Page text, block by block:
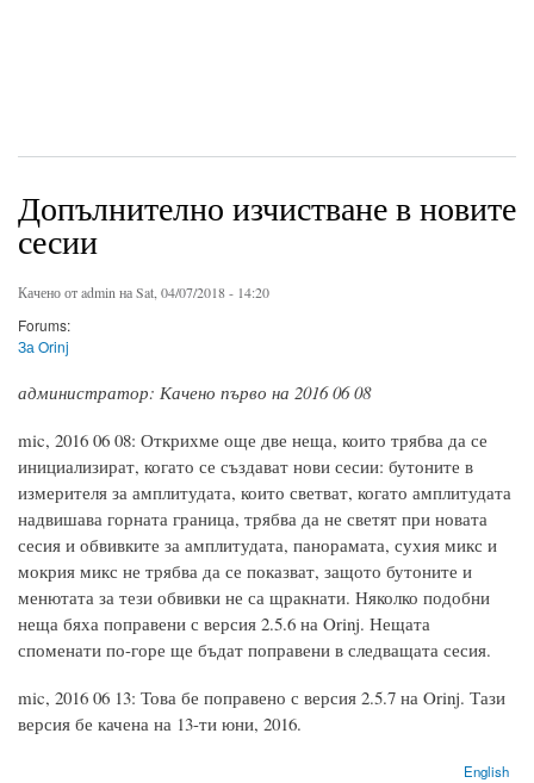
Допълнително изчистване в новите
сесии
Качено отadmin на Sat, 04/07/2018 - 14:20
Forums:
За Orinj
администратор: Качено първо на 2016 06 08
mic, 2016 06 08: Открихме още две неща, които трябва да се
инициализират, когато се създават нови сесии: бутоните в
измерителя за амплитудата, които светват, когато амплитудата
надвишава горната граница, трябва да не светят при новата
сесия и обвивките за амплитудата, панорамата, сухия микс и
мокрия микс не трябва да се показват, защото бутоните и
менютата за тези обвивки не са щракнати. Няколко подобни
неща бяха поправени с версия 2.5.6 на Orinj. Нещата
споменати по-горе ще бъдат поправени в следващата сесия.
mic, 2016 06 13: Това бе поправено с версия 2.5.7 на Orinj. Тази
версия бе качена на 13-ти юни, 2016.
English